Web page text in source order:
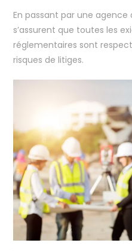
En passant par une agence
s’assurent que toutes les
réglementaires sont
risques de litiges.